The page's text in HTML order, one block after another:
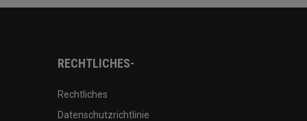
RECHTLICHES-
Rechtliches
Datenschutzrichtlinie